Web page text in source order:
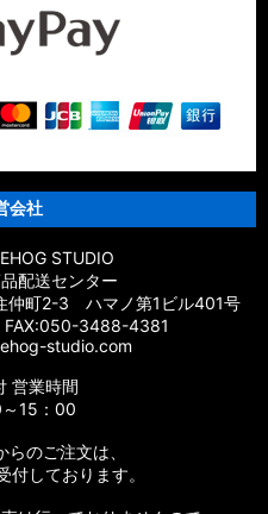
会社
STUDIO
配送センター
町2-3 ハマノ第1ビル401号
3488-4381
studio.com
営業時間
15：00
のご注文は、
しております。